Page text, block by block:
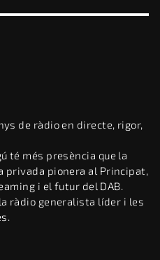
de ràdio en directe, rigor,
té més presència que la
privada pionera al Principat,
i el futur del DAB.
ràdio generalista líder i les